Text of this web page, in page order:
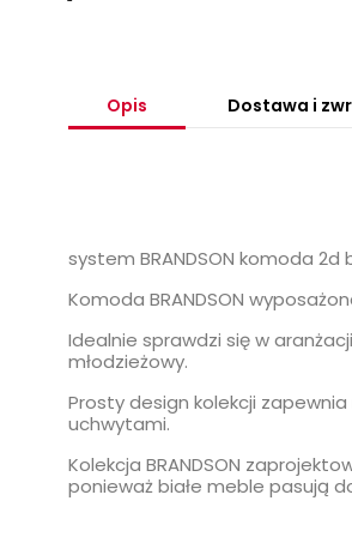
Opis Dostawa i
system BRANDSON komoda 2d
Komoda BRANDSON
Idealnie sprawdzi się w
młodzieżowy.
Prosty design kolekcji
uchwytami.
Kolekcja BRANDSON
ponieważ białe meble pasują